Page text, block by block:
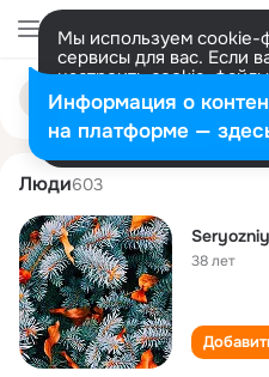
Мы используем cookie-
сервисы для вас. Если
настроить cookie-
представитель.
Разрешить все
Поиск
людям
serezniy paren
Люди603
38 лет
Информация о
на платформе —